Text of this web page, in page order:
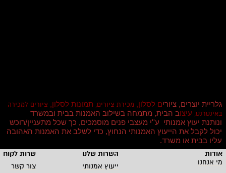
גלריית יוצרים, ציורים לסלון, מכירת ציורים, תמונות לסלון, ציורים למכירה
באינטרנט, עיצוב הבית, מתמחה בשילוב האמנות בבית ובמשרד
ונותנת יעוץ אמנותי ע''י מעצבי פנים מוסמכים, כך שכל מתעניין/רוכש
יכול לקבל את הייעוץ האמנותי הנחוץ, כדי לשלב את האמנות האהובה
עליו בבית או משרד.
אודות השרות שלנו
שרות
מי אנחנו
ייעוץ אמנותי
צור קשר